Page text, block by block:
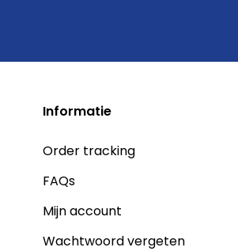
Informatie
Order tracking
FAQs
Mijn account
Wachtwoord vergeten